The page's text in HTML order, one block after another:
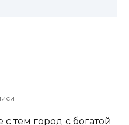
тем город с богатой